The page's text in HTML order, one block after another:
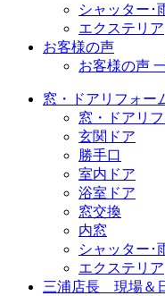
シャッター･
エクステリア
お客様の声
お客様の声
窓・ドアリフォー
窓・ドアリ
玄関ドア
勝手口
室内ドア
浴室ドア
窓交換
内窓
シャッター･
エクステリア
三浦店長 現場＆